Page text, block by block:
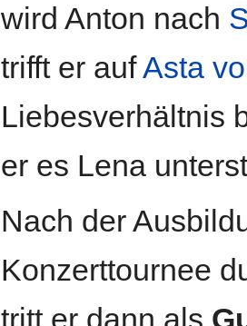
wird Anton nach
trifft er aufAsta
Liebesverhältnis
er es Lena
Nach der
Konzerttournee
tritt er dann als